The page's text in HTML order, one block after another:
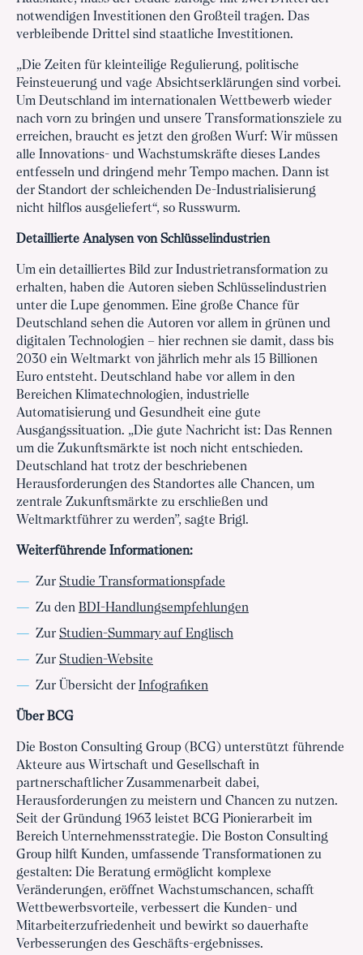
notwendigen Investitionen den Großteil tragen. Das
verbleibende Drittel sind staatliche Investitionen.
„Die Zeiten für kleinteilige Regulierung, politische
Feinsteuerung und vage Absichtserklärungen sind vorbei.
Um Deutschland im internationalen Wettbewerb wieder
nach vorn zu bringen und unsere Transformationsziele zu
erreichen, braucht es jetzt den großen Wurf: Wir müssen
alle Innovations- und Wachstumskräfte dieses Landes
entfesseln und dringend mehr Tempo machen. Dann ist
der Standort der schleichenden De-Industrialisierung
nicht hilflos ausgeliefert“, so Russwurm.
Detaillierte Analysen von Schlüsselindustrien
Um ein detailliertes Bild zur Industrietransformation zu
erhalten, haben die Autoren sieben Schlüsselindustrien
unter die Lupe genommen. Eine große Chance für
Deutschland sehen die Autoren vor allem in grünen und
digitalen Technologien – hier rechnen sie damit, dass bis
2030 ein Weltmarkt von jährlich mehr als 15 Billionen
Euro entsteht. Deutschland habe vor allem in den
Bereichen Klimatechnologien, industrielle
Automatisierung und Gesundheit eine gute
Ausgangssituation. „Die gute Nachricht ist: Das Rennen
um die Zukunftsmärkte ist noch nicht entschieden.
Deutschland hat trotz der beschriebenen
Herausforderungen des Standortes alle Chancen, um
zentrale Zukunftsmärkte zu erschließen und
Weltmarktführer zu werden”, sagte Brigl.
Weiterführende Informationen:
Zur Studie Transformationspfade
Zu den BDI-Handlungsempfehlungen
Zur Studien-Summary auf Englisch
Zur Studien-Website
Zur Übersicht der Infografiken
Über BCG
Die Boston Consulting Group (BCG) unterstützt führende
Akteure aus Wirtschaft und Gesellschaft in
partnerschaftlicher Zusammenarbeit dabei,
Herausforderungen zu meistern und Chancen zu nutzen.
Seit der Gründung 1963 leistet BCG Pionierarbeit im
Bereich Unternehmensstrategie. Die Boston Consulting
Group hilft Kunden, umfassende Transformationen zu
gestalten: Die Beratung ermöglicht komplexe
Veränderungen, eröffnet Wachstumschancen, schafft
Wettbewerbsvorteile, verbessert die Kunden- und
Mitarbeiterzufriedenheit und bewirkt so dauerhafte
Verbesserungen des Geschäfts-ergebnisses.